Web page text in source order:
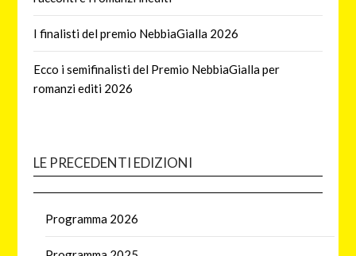
I finalisti del premio NebbiaGialla 2026
Ecco i semifinalisti del Premio NebbiaGialla per
romanzi editi 2026
LE PRECEDENTI EDIZIONI
Programma 2026